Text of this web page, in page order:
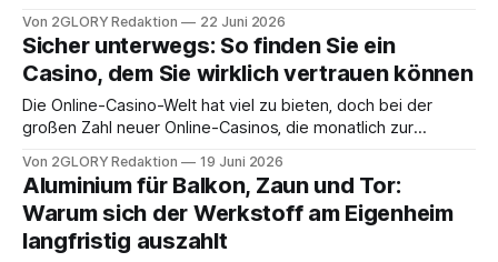
aus großen Portalen. Der Suchbegriff Fruugo seriös taucht
2026 häufig auf, weil die Sternebewertungen je nach
Plattform stark auseinandergehen und das Risiko stark vom
einzelnen Händler
Von 2GLORY Redaktion 22 Juni 2026
Sicher unterwegs: So finden Sie ein
Casino, dem Sie wirklich vertrauen können
Die Online-Casino-Welt hat viel zu bieten‚ doch bei der
großen Zahl neuer Online-Casinos‚ die monatlich zur
sein‚ die wirklich guten Angebote von den schwarzen
Schafen zu unterscheiden․ Sicherheit steht natürlich an
erster Stelle‚ denn es geht um Ihr
Von 2GLORY Redaktion 19 Juni 2026
Aluminium für Balkon, Zaun und Tor:
Warum sich der Werkstoff am Eigenheim
langfristig auszahlt